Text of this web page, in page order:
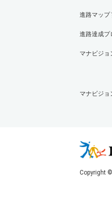
進路マップ
進路達成プ
マナビジョ
マナビジョ
Copyright